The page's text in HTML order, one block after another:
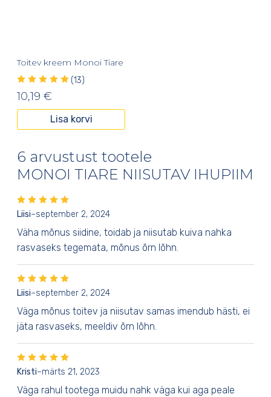
Toitev kreem Monoi Tiare
(13)
10,19 €
Lisa korvi
6 arvustust tootele
MONOI TIARE NIISUTAV IHUPIIM
Liisi–september 2, 2024
Väha mõnus siidine, toidab ja niisutab kuiva nahka
rasvaseks tegemata, mõnus õrn lõhn.
Liisi–september 2, 2024
Väga mõnus toitev ja niisutav samas imendub hästi, ei
jäta rasvaseks, meeldiv õrn lõhn.
Kristi–märts 21, 2023
Väga rahul tootega muidu nahk väga kui aga peale